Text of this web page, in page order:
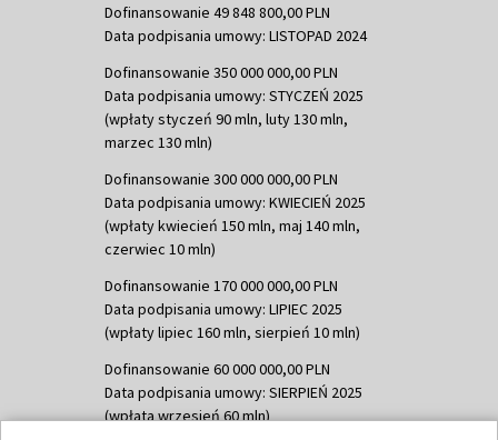
Dofinansowanie 49 848 800,00 PLN
Data podpisania umowy: LISTOPAD 2024
Dofinansowanie 350 000 000,00 PLN
Data podpisania umowy: STYCZEŃ 2025
(wpłaty styczeń 90 mln, luty 130 mln,
marzec 130 mln)
Dofinansowanie 300 000 000,00 PLN
Data podpisania umowy: KWIECIEŃ 2025
(wpłaty kwiecień 150 mln, maj 140 mln,
czerwiec 10 mln)
Dofinansowanie 170 000 000,00 PLN
Data podpisania umowy: LIPIEC 2025
(wpłaty lipiec 160 mln, sierpień 10 mln)
Dofinansowanie 60 000 000,00 PLN
Data podpisania umowy: SIERPIEŃ 2025
(wpłata wrzesień 60 mln)